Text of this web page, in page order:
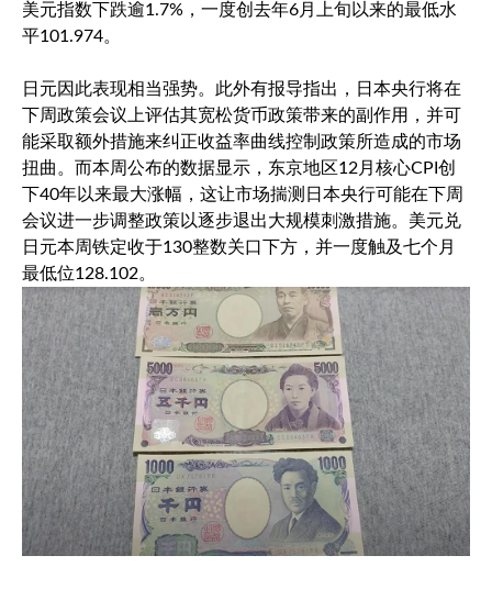
美元指数 下跌逾1.7%，一度创去年6月上旬以来的最低水
平101.974。
日元因此表现相当强势。此外有报导指出，日本央行将在
下周政策会议上评估其宽松货币政策带来的副作用，并可
能采取额外措施来纠正收益率曲线控制政策所造成的市场
扭曲。而本周公布的数据显示，东京地区12月核心CPI创
下40年以来最大涨幅，这让市场揣测日本央行可能在下周
会议进一步调整政策以逐步退出大规模刺激措施。 美元兑
日元本周铁定收于130整数关口下方，并一度触及七个月
最低位128.102。